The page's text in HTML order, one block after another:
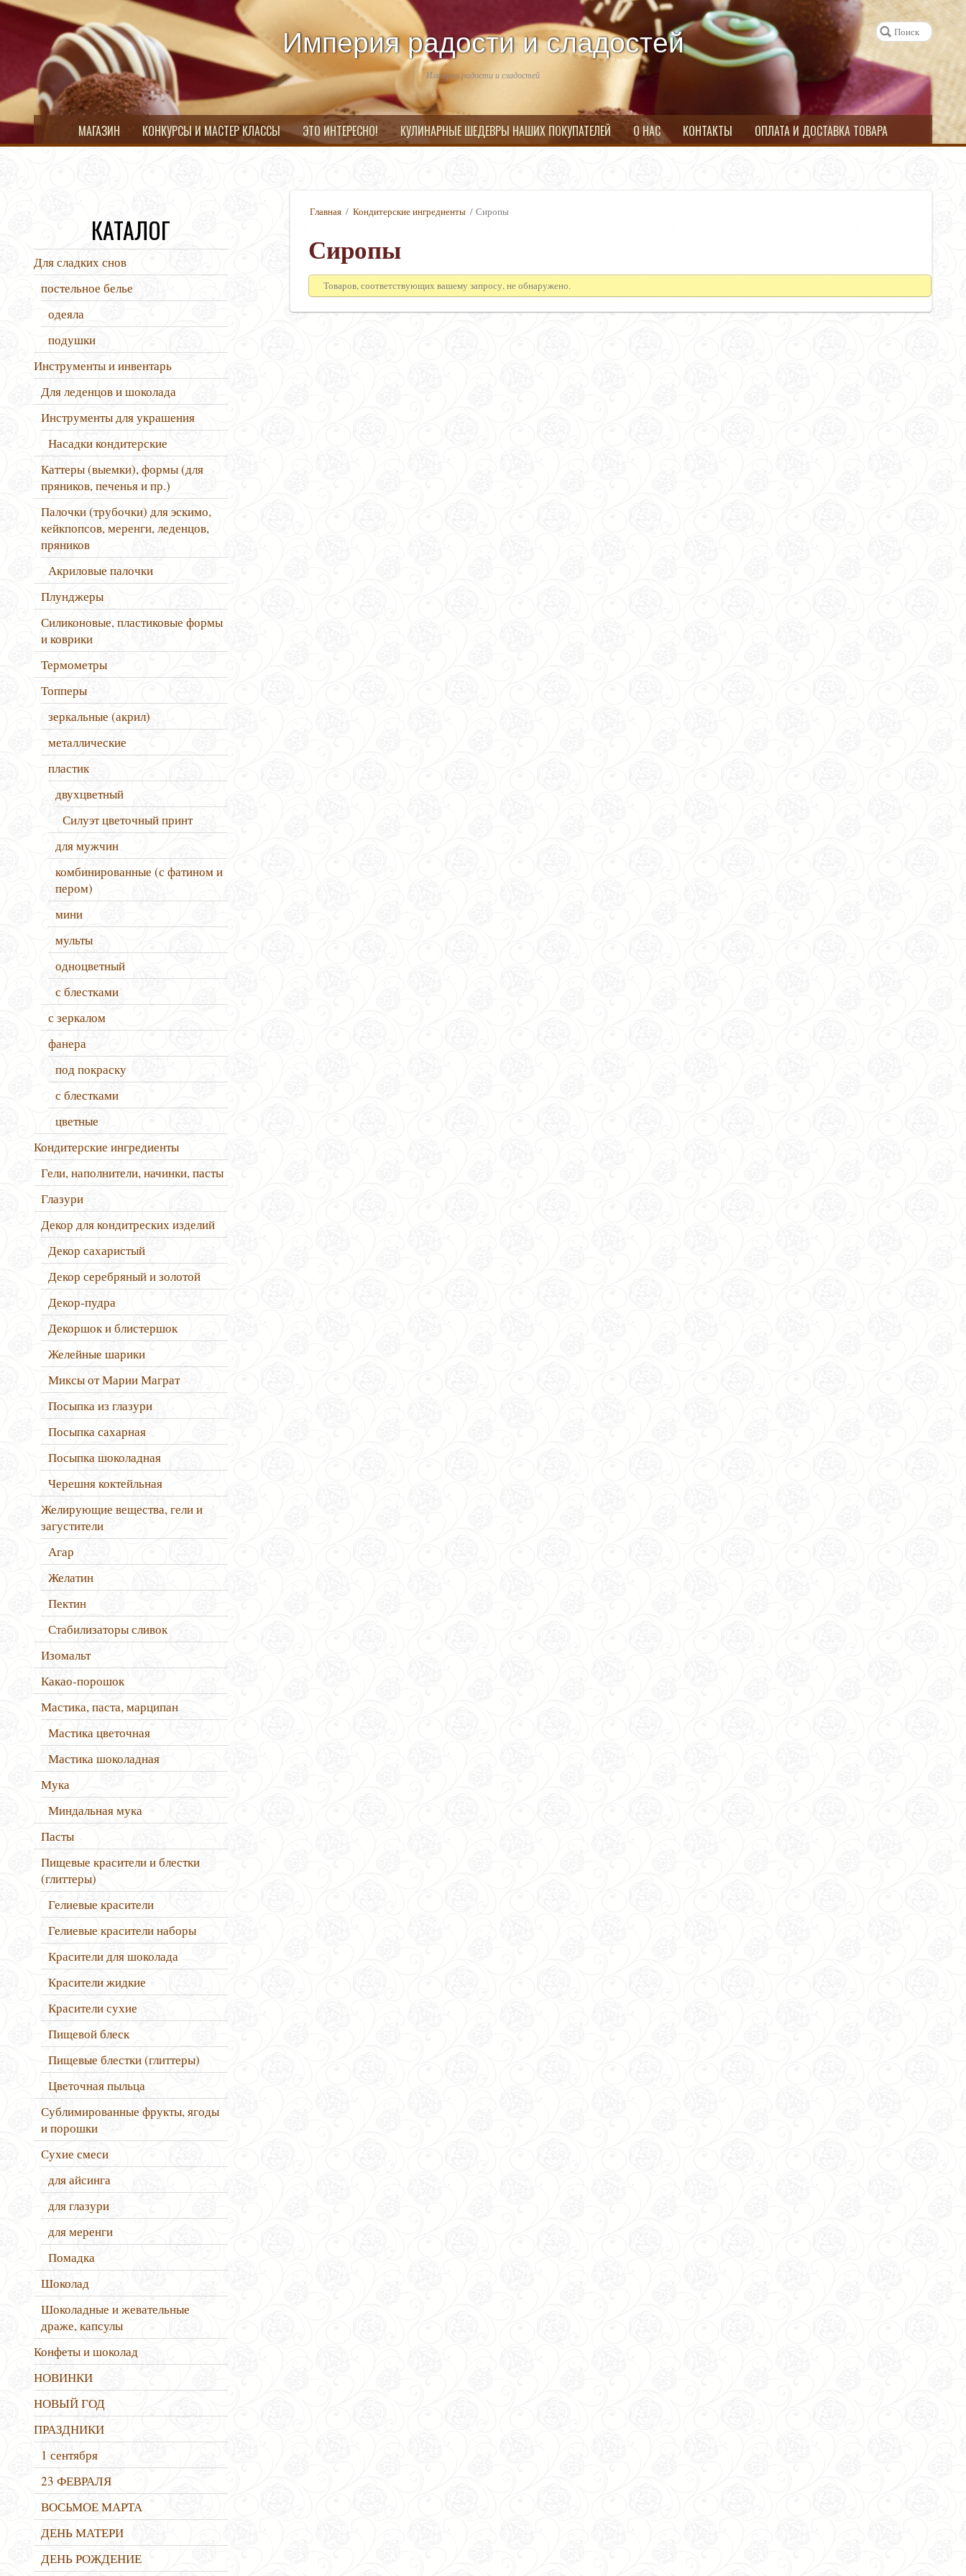
Империя радости и сладостей
Империя радости и сладостей
МАГАЗИН КОНКУРСЫ И МАСТЕР КЛАССЫ ЭТО ИНТЕРЕСНО! КУЛИНАРНЫЕ ШЕДЕВРЫ НАШИХ ПОКУПАТЕЛЕЙ О НАС КОНТАКТЫ ОПЛАТА И ДОСТАВКА ТОВАРА
Главная / Кондитерские ингредиенты / Сиропы
Сиропы
Товаров, соответствующих вашему запросу, не обнаружено.
КАТАЛОГ
Для сладких снов
постельное белье
одеяла
подушки
Инструменты и инвентарь
Для леденцов и шоколада
Инструменты для украшения
Насадки кондитерские
Каттеры (выемки), формы (для
пряников, печенья и пр.)
Палочки (трубочки) для эскимо,
кейкпопсов, меренги, леденцов,
пряников
Акриловые палочки
Плунджеры
Силиконовые, пластиковые формы
и коврики
Термометры
Топперы
зеркальные (акрил)
металлические
пластик
двухцветный
Силуэт цветочный принт
для мужчин
комбинированные (с фатином и
пером)
мини
мульты
одноцветный
с блестками
с зеркалом
фанера
под покраску
с блестками
цветные
Кондитерские ингредиенты
Гели, наполнители, начинки, пасты
Глазури
Декор для кондитреских изделий
Декор сахаристый
Декор серебряный и золотой
Декор-пудра
Декоршок и блистершок
Желейные шарики
Миксы от Марии Маграт
Посыпка из глазури
Посыпка сахарная
Посыпка шоколадная
Черешня коктейльная
Желирующие вещества, гели и
загустители
Агар
Желатин
Пектин
Стабилизаторы сливок
Изомальт
Какао-порошок
Мастика, паста, марципан
Мастика цветочная
Мастика шоколадная
Мука
Миндальная мука
Пасты
Пищевые красители и блестки
(глиттеры)
Гелиевые красители
Гелиевые красители наборы
Красители для шоколада
Красители жидкие
Красители сухие
Пищевой блеск
Пищевые блестки (глиттеры)
Цветочная пыльца
Сублимированные фрукты, ягоды
и порошки
Сухие смеси
для айсинга
для глазури
для меренги
Помадка
Шоколад
Шоколадные и жевательные
драже, капсулы
Конфеты и шоколад
НОВИНКИ
НОВЫЙ ГОД
ПРАЗДНИКИ
1 сентября
23 ФЕВРАЛЯ
ВОСЬМОЕ МАРТА
ДЕНЬ МАТЕРИ
ДЕНЬ РОЖДЕНИЕ